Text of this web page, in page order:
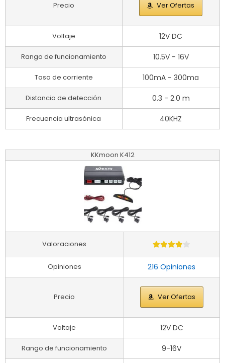
Ver Ofertas
12V DC
10.5V - 16V
100mA - 300ma
0.3 - 2.0 m
40KHZ
Precio
Voltaje
Rango de funcionamiento
Tasa de corriente
Distancia de detección
Frecuencia ultrasónica
KKmoon K412
216 Opiniones
Ver Ofertas
12V DC
9-16V
Valoraciones
Opiniones
Precio
Voltaje
Rango de funcionamiento